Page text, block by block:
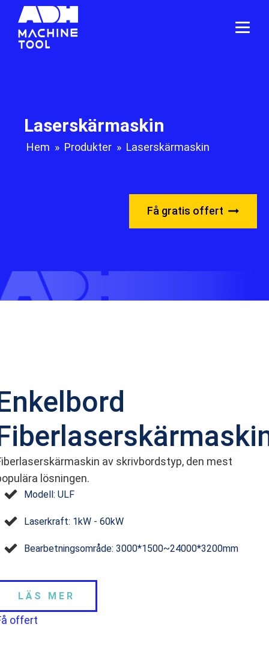
Laserskärmaskin
Hem » Produkter » Laserskärmaskin
Få gratis offert
av skrivbordstyp, den mest
lösningen.
Modell: ULF
Laserkraft: 1kW - 60kW
Bearbetningsområde: 3000*1500~24000*3200mm
LÄS MER
offert